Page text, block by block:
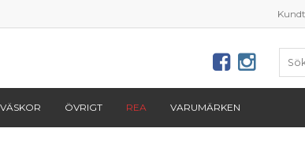
VÄSKOR ÖVRIGT REA VARUMÄRKEN